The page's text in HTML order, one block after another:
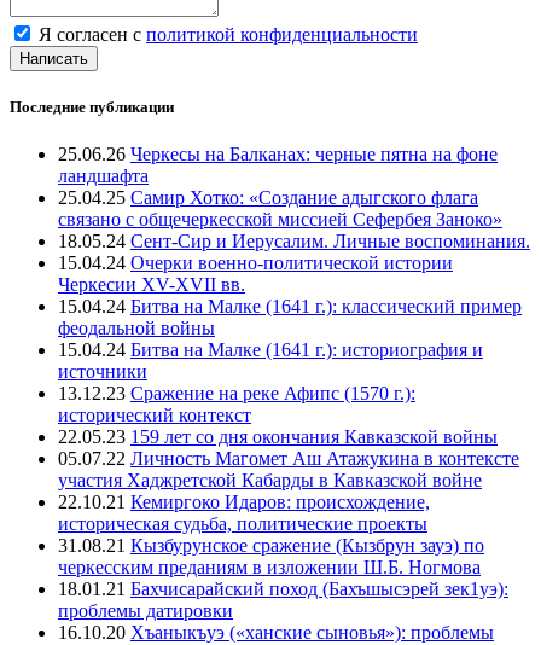
Я согласен с политикой конфиденциальности
Написать
Последние публикации
25.06.26 Черкесы на Балканах: черные пятна на фоне
ландшафта
25.04.25 Самир Хотко: «Создание адыгского флага
связано с общечеркесской миссией Сефербея Заноко»
18.05.24 Сент-Сир и Иерусалим. Личные воспоминания.
15.04.24 Очерки военно-политической истории
Черкесии XV-XVII вв.
15.04.24 Битва на Малке (1641 г.): классический пример
феодальной войны
15.04.24 Битва на Малке (1641 г.): историография и
источники
13.12.23 Сражение на реке Афипс (1570 г.):
исторический контекст
22.05.23 159 лет со дня окончания Кавказской войны
05.07.22 Личность Магомет Аш Атажукина в контексте
участия Хаджретской Кабарды в Кавказской войне
22.10.21 Кемиргоко Идаров: происхождение,
историческая судьба, политические проекты
31.08.21 Кызбурунское сражение (Кызбрун зауэ) по
черкесским преданиям в изложении Ш.Б. Ногмова
18.01.21 Бахчисарайский поход (Бахъшысэрей зек1уэ):
проблемы датировки
16.10.20 Хъаныкъуэ («ханские сыновья»): проблемы